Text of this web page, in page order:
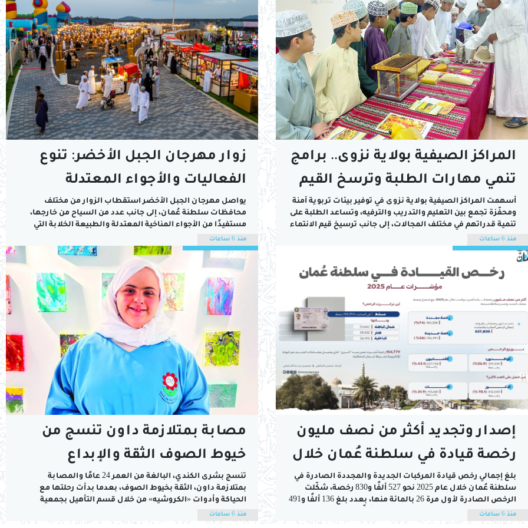
المراكز الصيفية بولاية نزوى.. برامج
تنمي مهارات الطلبة وترسخ القيم
أسهمت المراكز الصيفية بولاية نزوى في توفير بيئات تربوية آمنة
ومحفّزة تجمع بين التعليم والتدريب والترفيه، وتساعد الطلبة على
تنمية قدراتهم في مختلف المجالات، إلى جانب ترسيخ قيم الانتماء
والهوية الوطنية والعمل الجماعي وتحمل المسؤولية.واختتم
ملتقى المعرفة لأبناء محلة السويق، الذي نظمته أوقاف ومساجد
منذ 6 ساعات
زوار مهرجان الجبل الأخضر: تنوع
الفعاليات والأجواء المعتدلة
يصنعان تجربة عائلية تستحق
التكرار
يواصل مهرجان الجبل الأخضر استقطاب الزوار من مختلف
محافظات سلطنة عُمان، إلى جانب عدد من السياح من خارجها،
مستفيدًا من الأجواء المناخية المعتدلة والطبيعة الخلابة التي
تتميز بها الولاية، وما يقدمه من فعاليات ترفيهية وثقافية
وتسويقية متنوعة تلبي اهتمامات مختلف أفراد الأسرة.وخلال جولة
ميدانية في أروقة المهرجان، عبّر عدد من...
منذ 6 ساعات
إصدار وتجديد أكثر من نصف مليون
رخصة قيادة في سلطنة عُمان خلال
2025
بلغ إجمالي رخص قيادة المركبات الجديدة والمجددة الصادرة في
سلطنة عُمان خلال عام 2025 نحو 527 ألفًا و830 رخصة، شكّلت
الرخص الصادرة لأول مرة 26 بالمائة منها، بعدد بلغ 136 ألفًا و491
بيانات الكتاب الإحصائي السنوي الصادر عن المركز...
منذ 6 ساعات
مصابة بمتلازمة داون تنسج من
خيوط الصوف الثقة والإبداع
تنسج بشرى الكندي، البالغة من العمر 24 عامًا والمصابة
بمتلازمة داون، الثقة بخيوط الصوف، بعدما بدأت رحلتها مع
الحياكة وأدوات «الكروشيه» من خلال قسم التأهيل بجمعية
الأطفال ذوي الإعاقة، حيث تعلمت أساسيات الحياكة على أيدي
مدرباتها في الجمعية، قبل أن تطور مهاراتها عبر متابعة
منذ 6 ساعات